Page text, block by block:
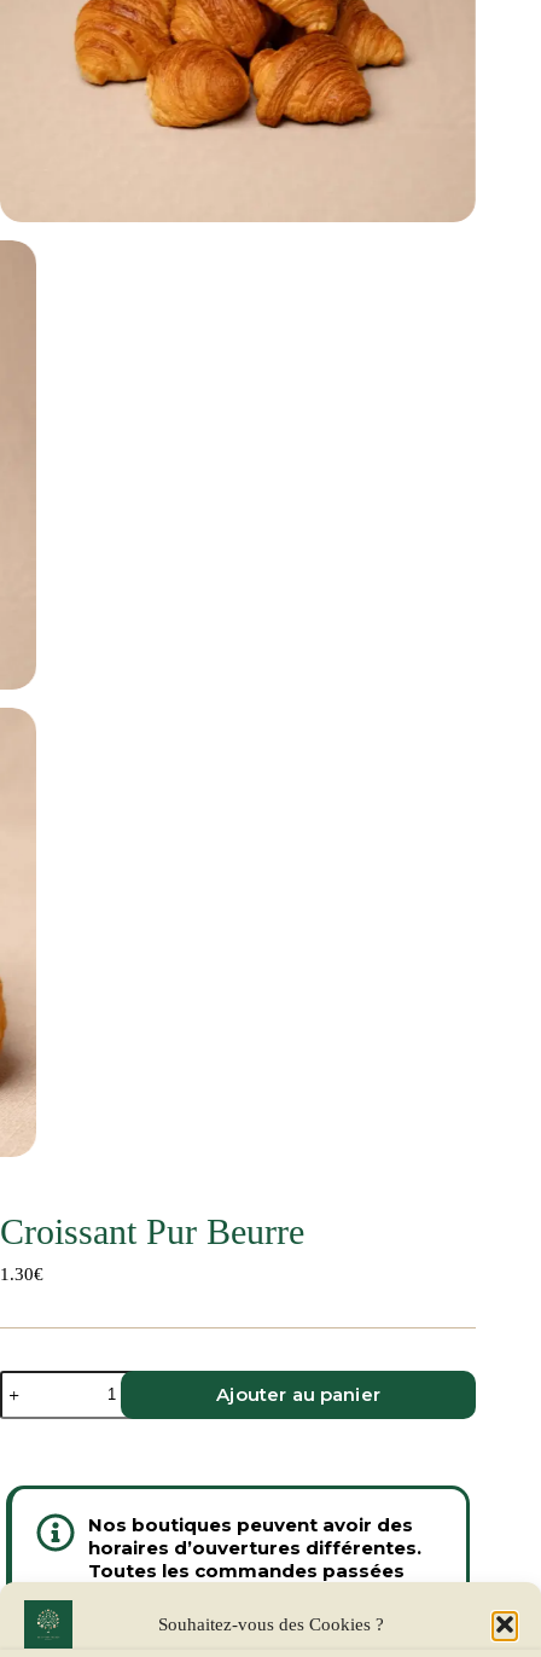
Souhaitez-vous des Cookies ?
Croissant Pur Beurre
1.30€
quantité
de
Croissant
Ajouter au panier
Nos boutiques peuvent avoir des
horaires d’ouvertures différentes.
Toutes les commandes passées
lendemain ou pour la prochaine